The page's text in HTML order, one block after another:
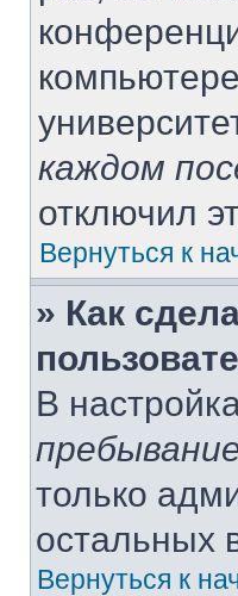
каждом
отключил
Вернуться к
» Как
В
только
остальных
Вернуться к